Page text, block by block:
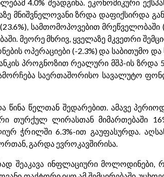
4.0% შეადგინა. ეკონომიკური
მნიშვნელოვანი ზრდა დაფიქსირდა
სამთომოპოვებით მრეწველობაში
მეორე მხრივ, ყველაზე მკვეთრი
ოპერაციები (-2.3%) და საბითუმო
პროგნოზით რეალური მშპ-ის ზრდა
საერთაშორისო სავალუტო
წელთან შედარებით. ამავე
თურქულ ლირასთან მიმართებაში
ჭრილში 6.3%-ით გაუფასურდა.
გარდა ევროკავშირისა.
შეაკავა ინფლაციური მოლოდინები,